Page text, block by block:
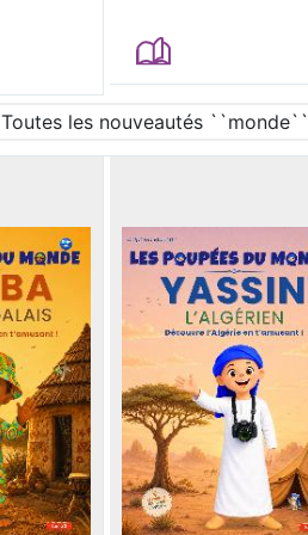
Toutes les nouveautés ``monde``